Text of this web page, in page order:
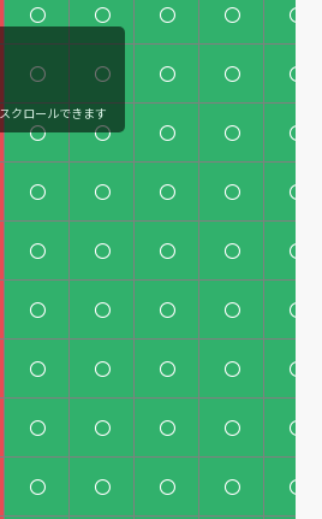
〇 〇 〇 〇 〇
〇 〇 〇 〇 〇
〇 〇 〇 〇 〇
〇 〇 〇 〇 〇
〇 〇 〇 〇 〇
〇 〇 〇 〇 〇
〇 〇 〇 〇 〇
〇 〇 〇 〇 〇
〇 〇 〇 〇 〇
スクロールできます